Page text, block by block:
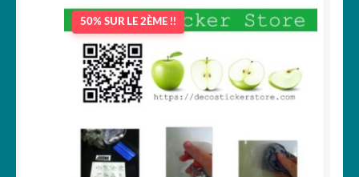
50% SUR LE 2ÈME !!